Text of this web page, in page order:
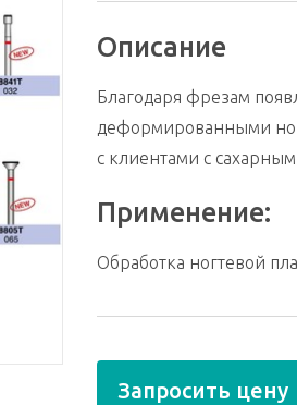
Описание
Благодаря фрезам
деформированными
с клиентами с
Применение:
Обработка ногтевой
Запросить цену